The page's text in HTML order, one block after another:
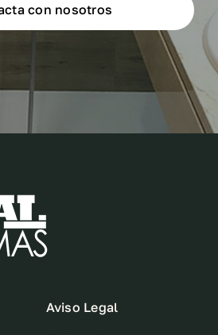
con nosotros
Aviso Legal